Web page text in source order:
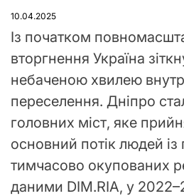
10.04.2025
Із початком
вторгнення Україна
небаченою хвилею
переселення. Дніпро
головних міст, яке
основний потік людей із
тимчасово окупованих
даними DIM.RIA, у